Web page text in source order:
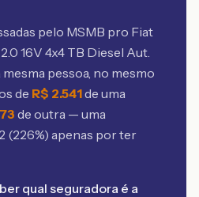
pelo MSMB pro Fiat
16V 4x4 TB Diesel Aut.
mesma pessoa, no mesmo
de R$ 2.541de uma
de outra — uma
(226%) apenas por ter
qual seguradora é a